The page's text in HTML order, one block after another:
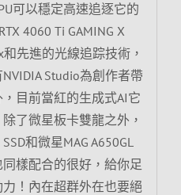
可以穩定高速追逐它的
4060 Ti GAMING X
和先進的光線追踪技術，
Studio為創作者帶
目前當紅的生成式AI它
了微星板卡雙龍之外，
和微星MAG A650GL
樣配合的很好，給你足
！內在超群外在也要絕